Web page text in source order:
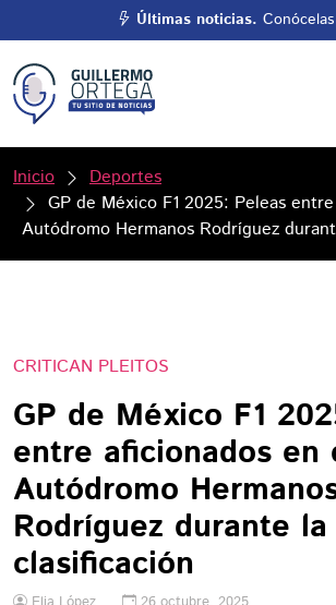
Últimas noticias.
Inicio
Deportes
GP de México F1 2025: Peleas
Autódromo Hermanos Rodríguez
CRITICAN PLEITOS
GP de México F1
entre aficionados en
Autódromo
Rodríguez durante la
clasificación